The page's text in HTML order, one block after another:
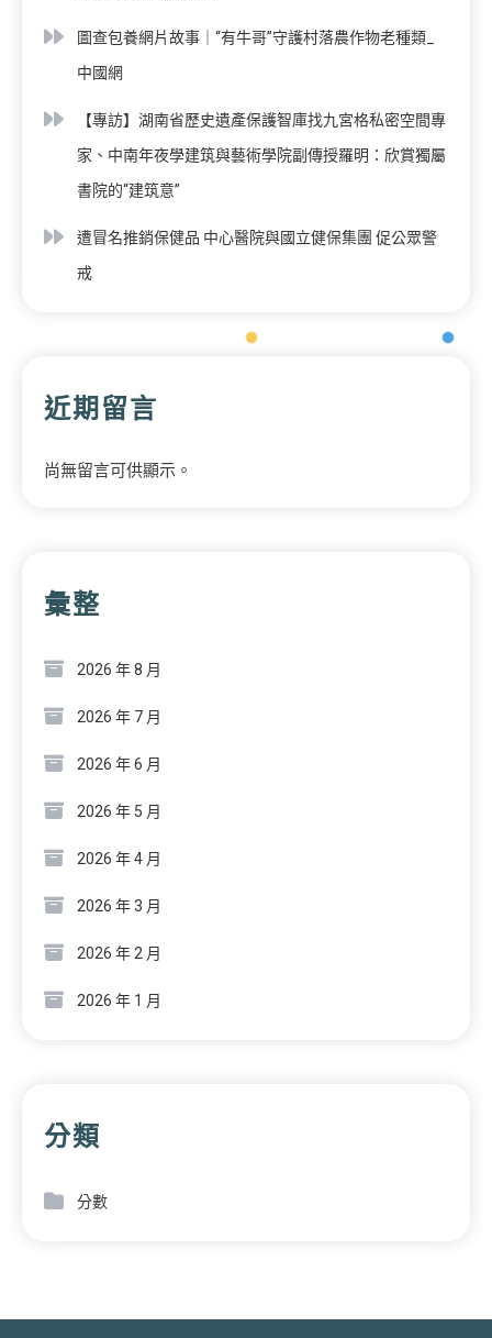
圖查包養網片故事｜“有牛哥”守護村落農作物老種類_
中國網
【專訪】湖南省歷史遺產保護智庫找九宮格私密空間專
家、中南年夜學建筑與藝術學院副傳授羅明：欣賞獨屬
書院的“建筑意”
遭冒名推銷保健品 中心醫院與國立健保集團 促公眾警
戒
近期留言
尚無留言可供顯示。
彙整
2026 年 8 月
2026 年 7 月
2026 年 6 月
2026 年 5 月
2026 年 4 月
2026 年 3 月
2026 年 2 月
2026 年 1 月
分類
分數